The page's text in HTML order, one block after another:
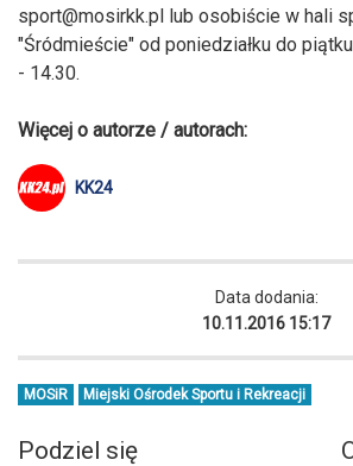
sport@mosirkk.pl lub osobiście w hali
"Śródmieście" od poniedziałku do
- 14.30.
Więcej o autorze / autorach:
KK24
Data dodania:
10.11.2016 15:17
MOSiR Miejski Ośrodek Sportu i Rekreacji
Podziel się